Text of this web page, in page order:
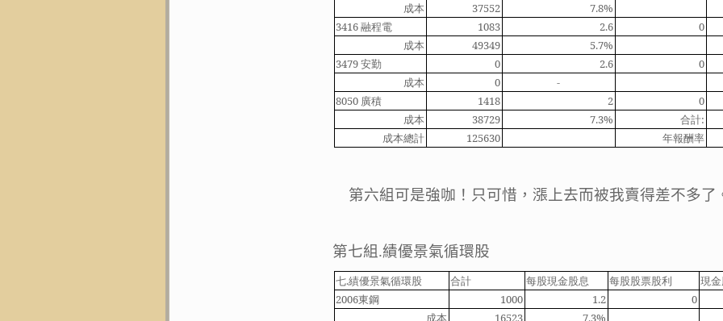
成本
37552
7.8%
3416融程電 1083 2.6 0
成本
49349
5.7%
3479安勤 0 2.6 0
成本
0
-
8050 廣積 1418 2 0
成本
38729 7.3% 合計:
成本總計
125630 年報酬率
第六組可是強咖！只可惜，漲上去而被我賣得差不多了
第七組.績優景氣循環股
七.績優景氣循環股 合計 每股現金股息 每股股票股利 現
2006東鋼 1000 1.2 0
成本
16523 7.3%